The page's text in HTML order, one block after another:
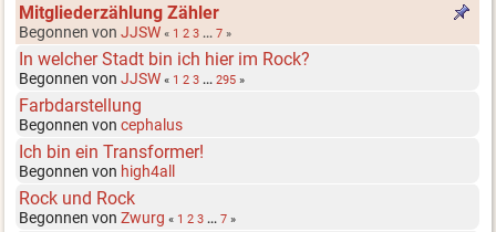
Mitgliederzählung Zähler
Begonnen vonJJSW « 1 2 3 ...7 »
In welcher Stadt bin ich hier im Rock?
Begonnen vonJJSW « 1 2 3 ...295 »
Farbdarstellung
Begonnen voncephalus
Ich bin ein Transformer!
Begonnen von high4all
Rock und Rock
Begonnen vonZwurg « 1 2 3 ...7 »